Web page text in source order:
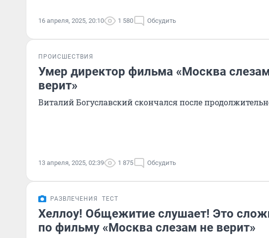
16 апреля, 2025, 20:10 1 580 Обсудить
ПРОИСШЕСТВИЯ
Умер директор фильма «Москва
верит»
Виталий Богуславский скончался после
13 апреля, 2025, 02:39 1 875 Обсудить
РАЗВЛЕЧЕНИЯ ТЕСТ
Хеллоу! Общежитие слушает! Это
по фильму «Москва слезам не верит»